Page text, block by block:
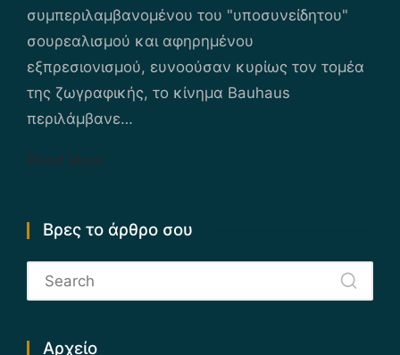
συμπεριλαμβανομένου του "υποσυνείδητου"
σουρεαλισμού και αφηρημένου
εξπρεσιονισμού, ευνοούσαν κυρίως τον τομέα
της ζωγραφικής, το κίνημα Bauhaus
περιλάμβανε…
Read More
Βρες το άρθρο σου
Αρχείο